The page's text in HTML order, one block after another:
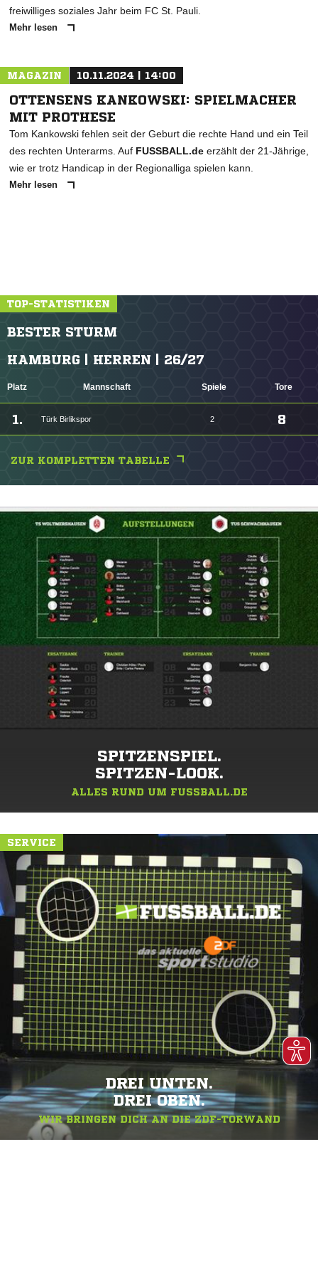
freiwilliges soziales Jahr beim FC St. Pauli.
Mehr lesen
MAGAZIN 10.11.2024 | 14:00
OTTENSENS KANKOWSKI: SPIELMACHER
MIT PROTHESE
Tom Kankowski fehlen seit der Geburt die rechte Hand und ein Teil
des rechten Unterarms. Auf FUSSBALL.de erzählt der 21-Jährige,
wie er trotz Handicap in der Regionalliga spielen kann.
Mehr lesen
TOP-STATISTIKEN
BESTER STURM
HAMBURG | HERREN | 26/27
Platz Mannschaft Spiele Tore
1. Türk Birlikspor 2 8
ZUR KOMPLETTEN TABELLE
SPITZENSPIEL.
SPITZEN-LOOK.
ALLES RUND UM FUSSBALL.DE
SERVICE
DREI UNTEN.
DREI OBEN.
WIR BRINGEN DICH AN DIE ZDF-TORWAND